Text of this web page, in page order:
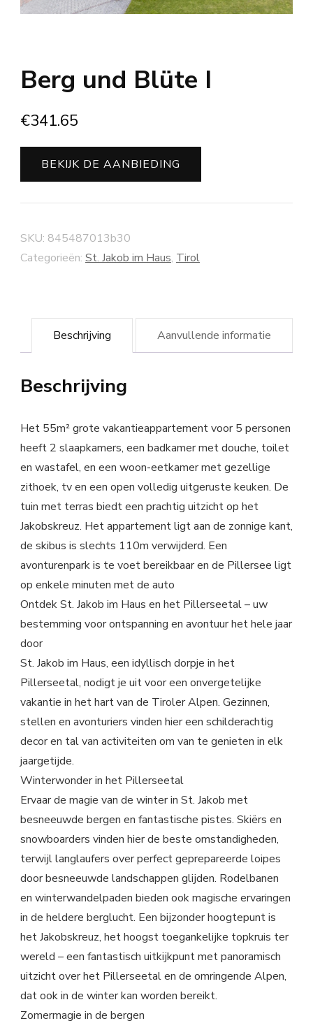
Berg und Blüte I
€341.65
BEKIJK DE AANBIEDING
SKU: 845487013b30
Categorieën: St. Jakob im Haus, Tirol
Beschrijving Aanvullende informatie
Beschrijving
Het 55m² grote vakantieappartement voor 5 personen
heeft 2 slaapkamers, een badkamer met douche, toilet
en wastafel, en een woon-eetkamer met gezellige
zithoek, tv en een open volledig uitgeruste keuken. De
tuin met terras biedt een prachtig uitzicht op het
Jakobskreuz. Het appartement ligt aan de zonnige kant,
de skibus is slechts 110m verwijderd. Een
avonturenpark is te voet bereikbaar en de Pillersee ligt
op enkele minuten met de auto
Ontdek St. Jakob im Haus en het Pillerseetal – uw
bestemming voor ontspanning en avontuur het hele jaar
door
St. Jakob im Haus, een idyllisch dorpje in het
Pillerseetal, nodigt je uit voor een onvergetelijke
vakantie in het hart van de Tiroler Alpen. Gezinnen,
stellen en avonturiers vinden hier een schilderachtig
decor en tal van activiteiten om van te genieten in elk
jaargetijde.
Winterwonder in het Pillerseetal
Ervaar de magie van de winter in St. Jakob met
besneeuwde bergen en fantastische pistes. Skiërs en
snowboarders vinden hier de beste omstandigheden,
terwijl langlaufers over perfect geprepareerde loipes
door besneeuwde landschappen glijden. Rodelbanen
en winterwandelpaden bieden ook magische ervaringen
in de heldere berglucht. Een bijzonder hoogtepunt is
het Jakobskreuz, het hoogst toegankelijke topkruis ter
wereld – een fantastisch uitkijkpunt met panoramisch
uitzicht over het Pillerseetal en de omringende Alpen,
dat ook in de winter kan worden bereikt.
Zomermagie in de bergen